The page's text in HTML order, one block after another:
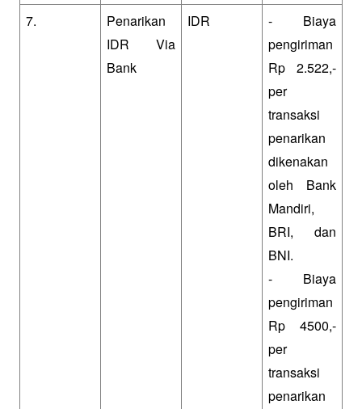
7.
Penarikan
IDR Via
Bank
IDR
- Biaya
pengiriman
Rp 2.522,-
per
transaksi
penarikan
dikenakan
oleh Bank
Mandiri,
BRI, dan
BNI.
- Biaya
pengiriman
Rp 4500,-
per
transaksi
penarikan